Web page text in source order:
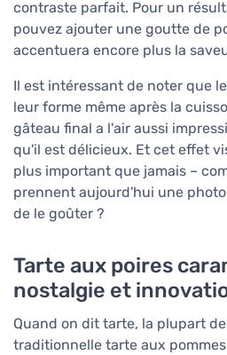
contraste parfait. Pour un
pouvez ajouter une goutte de
accentuera encore plus la
Il est intéressant de noter que
leur forme même après la
gâteau final a l'air aussi
qu'il est délicieux. Et cet effet
plus important que jamais –
prennent aujourd'hui une
de le goûter ?
Tarte aux poires
nostalgie et
Quand on dit tarte, la plupart
traditionnelle tarte aux